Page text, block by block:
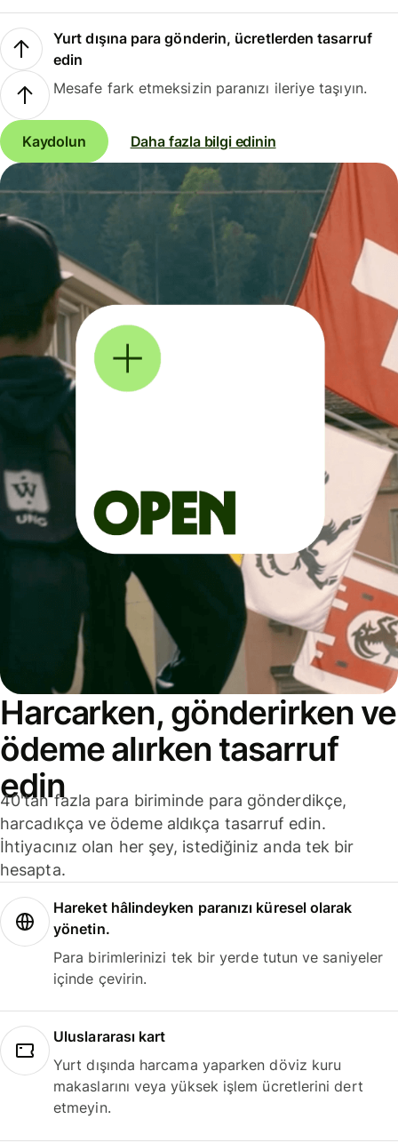
Yurt dışına para gönderin, ücretlerden tasarruf
edin
Mesafe fark etmeksizin paranızı ileriye taşıyın.
Kaydolun Daha fazla bilgi edinin
Harcarken, gönderirken ve
ödeme alırken tasarruf
edin
40'tan fazla para biriminde para gönderdikçe,
harcadıkça ve ödeme aldıkça tasarruf edin.
İhtiyacınız olan her şey, istediğiniz anda tek bir
hesapta.
Hareket hâlindeyken paranızı küresel olarak
yönetin.
Para birimlerinizi tek bir yerde tutun ve saniyeler
içinde çevirin.
Uluslararası kart
Yurt dışında harcama yaparken döviz kuru
makaslarını veya yüksek işlem ücretlerini dert
etmeyin.